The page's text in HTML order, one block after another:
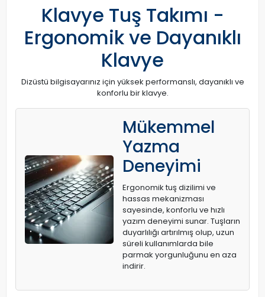
Klavye Tuş Takımı -
Ergonomik ve Dayanıklı
Klavye
Dizüstü bilgisayarınız için yüksek performanslı, dayanıklı ve
konforlu bir klavye.
Mükemmel
Yazma
Deneyimi
Ergonomik tuş dizilimi ve
hassas mekanizması
sayesinde, konforlu ve hızlı
yazım deneyimi sunar. Tuşların
duyarlılığı artırılmış olup, uzun
süreli kullanımlarda bile
parmak yorgunluğunu en aza
indirir.